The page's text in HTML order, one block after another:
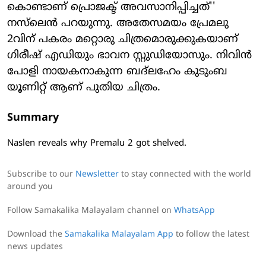
കൊണ്ടാണ് പ്രൊജക്ട് അവസാനിപ്പിച്ചത്''
നസ്‌ലെന്‍ പറയുന്നു. അതേസമയം പ്രേമലു
2വിന് പകരം മറ്റൊരു ചിത്രമൊരുക്കുകയാണ്
ഗിരീഷ് എഡിയും ഭാവന സ്റ്റുഡിയോസും. നിവിന്‍
പോളി നായകനാകുന്ന ബദ്‌ലഹേം കുടുംബ
യൂണിറ്റ് ആണ് പുതിയ ചിത്രം.
Summary
Naslen reveals why Premalu 2 got shelved.
Subscribe to our Newsletter to stay connected with the world
around you
Follow Samakalika Malayalam channel on WhatsApp
Download the Samakalika Malayalam App to follow the latest
news updates